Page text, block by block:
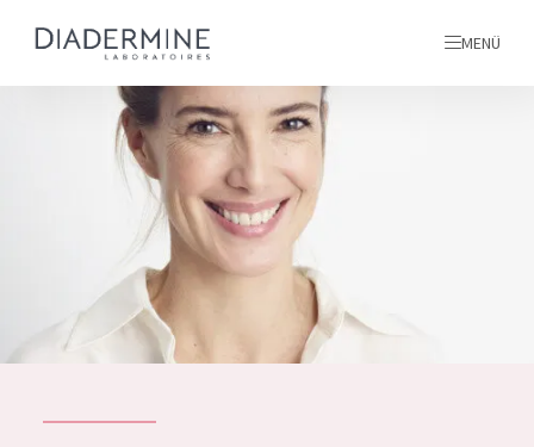
ALLE PRODUKTE
Alle produkte
MENÜ
inhaltsstoffe
Über uns
Inspiration